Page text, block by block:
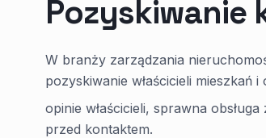
Pozyskiwanie
W branży zarządzania
pozyskiwanie właścicieli mieszkań
opinie właścicieli, sprawna
przed kontaktem.